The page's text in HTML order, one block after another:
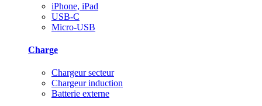
iPhone, iPad
USB-C
Micro-USB
Charge
Chargeur secteur
Chargeur induction
Batterie externe